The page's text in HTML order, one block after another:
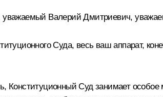
Валерий Дмитриевич,
Суда, весь ваш аппарат,
Конституционный Суд занимает